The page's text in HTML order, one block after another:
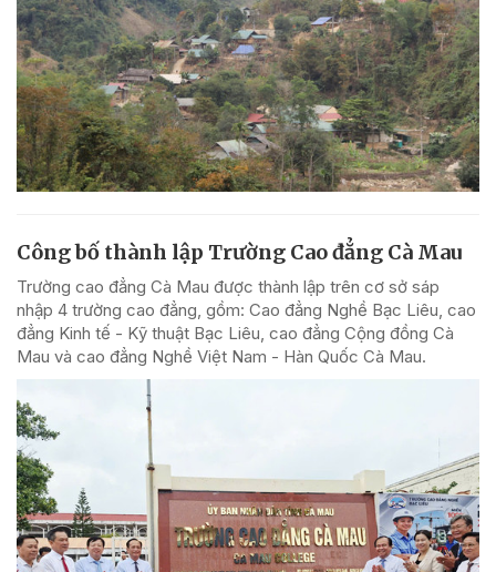
Công bố thành lập Trường Cao đẳng Cà Mau
Trường cao đẳng Cà Mau được thành lập trên cơ sở sáp
nhập 4 trường cao đẳng, gồm: Cao đẳng Nghề Bạc Liêu, cao
đẳng Kinh tế - Kỹ thuật Bạc Liêu, cao đẳng Cộng đồng Cà
Mau và cao đẳng Nghề Việt Nam - Hàn Quốc Cà Mau.